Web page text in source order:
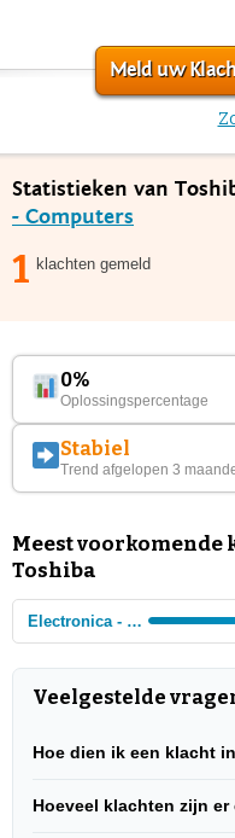
Meld uw
Statistieken van
- Computers
1 klachten gemeld
0%
Oplossingspercentage
Stabiel
Trend afgelopen 3
Meest
Toshiba
Electronica - Computers
Veelgestelde
Hoe dien ik een klacht
Hoeveel klachten zijn er